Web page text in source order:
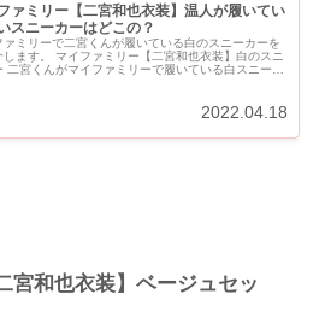
ァミリー【二宮和也衣装】温人が履いてい
スニーカーはどこの？
ァミリーで二宮くんが履いている白のスニーカーを
します。 マイファミリー【二宮和也衣装】白のスニ
二宮くんがマイファミリーで履いている白スニーカ
2022.04.18
宮和也衣装】ベージュセッ